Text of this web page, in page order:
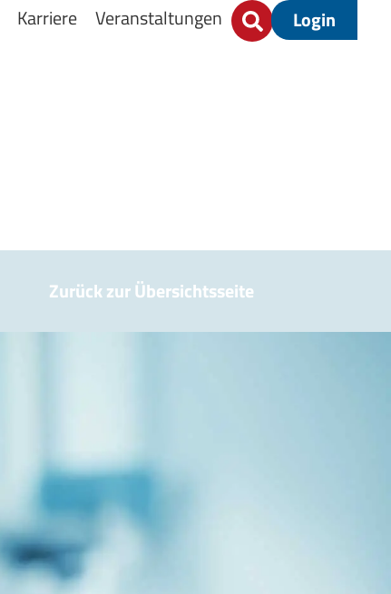
Karriere Veranstaltungen Login
Zurück zur Übersichtsseite